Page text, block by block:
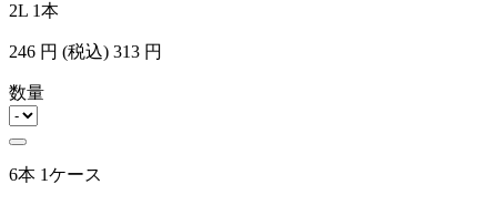
2L 1本
246 円 (税込) 313 円
数量
6本 1ケース